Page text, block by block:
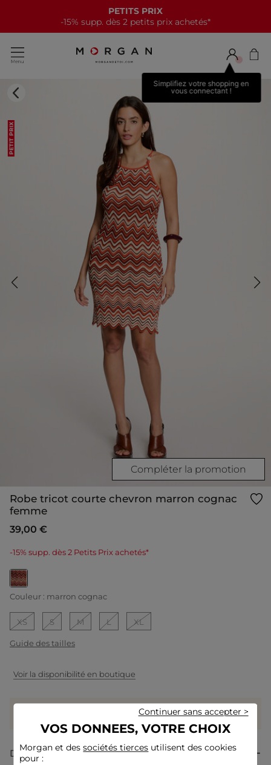
PETITS PRIX
-15% supp. dès 2 petits prix achetés*
Simplifiez votre shopping en
vous connectant !
PETIT PRIX
Compléter la promotion
Robe tricot courte chevron marron cognac
femme
39,00 €
-15% supp. dès 2 Petits Prix achetés*
selected
Couleur : marron cognac
XS S M L XL
Guide des tailles
Voir la disponibilité en boutique
39 coeurs grâce à ce produit
Connectez-vous ou inscrivez-vous
Description
VOS DONNEES, VOTRE CHOIX
Morgan et dessociétés tierces utilisent des cookies
pour :
Continuer sans accepter >